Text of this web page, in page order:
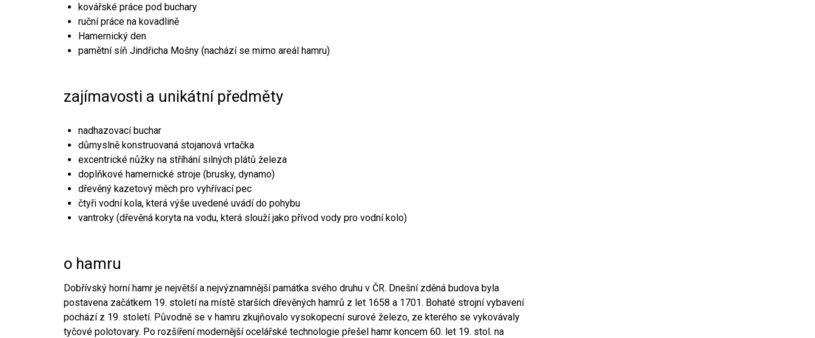
kovářské práce pod buchary
ruční práce na kovadlině
Hamernický den
pamětní síň Jindřicha Mošny (nachází se mimo areál hamru)
zajímavosti a unikátní předměty
nadhazovací buchar
důmyslně konstruovaná stojanová vrtačka
excentrické nůžky na stříhání silných plátů železa
doplňkové hamernické stroje (brusky, dynamo)
dřevěný kazetový měch pro vyhřívací pec
čtyři vodní kola, která výše uvedené uvádí do pohybu
vantroky (dřevěná koryta na vodu, která slouží jako přívod vody pro vodní kolo)
o hamru
Dobřívský horní hamr je největší a nejvýznamnější památka svého druhu v ČR. Dnešní zděná budova byla
postavena začátkem 19. století na místě starších dřevěných hamrů z let 1658 a 1701. Bohaté strojní vybavení
pochází z 19. století. Původně se v hamru zkujňovalo vysokopecní surové železo, ze kterého se vykovávaly
tyčové polotovary. Po rozšíření modernější ocelářské technologie přešel hamr koncem 60. let 19. stol. na